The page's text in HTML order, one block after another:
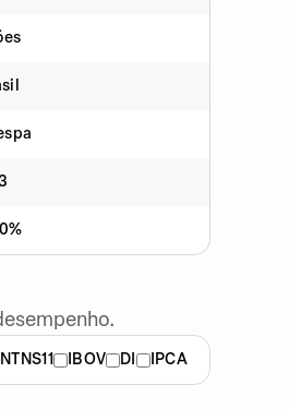
NTNS11 IBOV DI
IPCA